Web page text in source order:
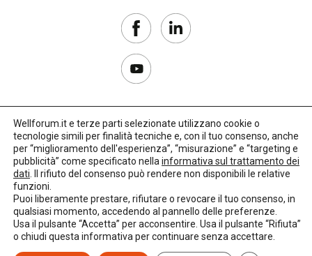
Copyright 2017–2026
Privacy Policy
Credits: LO Studio
Wellforum.it e terze parti selezionate utilizzano cookie o
tecnologie simili per finalità tecniche e, con il tuo consenso, anche
per “miglioramento dell'esperienza”, “misurazione” e “targeting e
pubblicità” come specificato nella informativa sul trattamento dei
dati . Il rifiuto del consenso può rendere non disponibili le relative
funzioni.
Puoi liberamente prestare, rifiutare o revocare il tuo consenso, in
qualsiasi momento, accedendo al pannello delle preferenze.
Usa il pulsante “Accetta” per acconsentire. Usa il pulsante “Rifiuta”
o chiudi questa informativa per continuare senza accettare.